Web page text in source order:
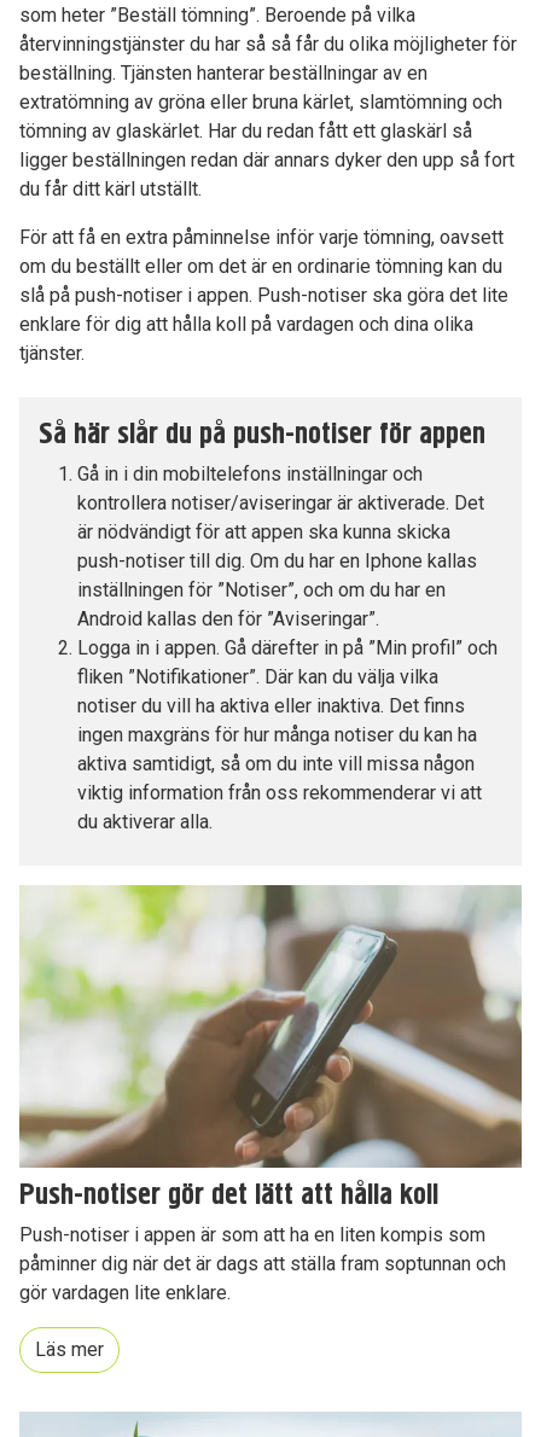
som heter ”Beställ tömning”. Beroende på vilka
återvinningstjänster du har så så får du olika möjligheter för
beställning. Tjänsten hanterar beställningar av en
extratömning av gröna eller bruna kärlet, slamtömning och
tömning av glaskärlet. Har du redan fått ett glaskärl så
ligger beställningen redan där annars dyker den upp så fort
du får ditt kärl utställt.
För att få en extra påminnelse inför varje tömning, oavsett
om du beställt eller om det är en ordinarie tömning kan du
slå på push-notiser i appen. Push-notiser ska göra det lite
enklare för dig att hålla koll på vardagen och dina olika
tjänster.
Så här slår du på push-notiser för appen
Gå in i din mobiltelefons inställningar och
kontrollera notiser/aviseringar är aktiverade. Det
är nödvändigt för att appen ska kunna skicka
push-notiser till dig. Om du har en Iphone kallas
inställningen för ”Notiser”, och om du har en
Android kallas den för ”Aviseringar”.
Logga in i appen. Gå därefter in på ”Min profil” och
fliken ”Notifikationer”. Där kan du välja vilka
notiser du vill ha aktiva eller inaktiva. Det finns
ingen maxgräns för hur många notiser du kan ha
aktiva samtidigt, så om du inte vill missa någon
viktig information från oss rekommenderar vi att
du aktiverar alla.
Push-notiser gör det lätt att hålla koll
Push-notiser i appen är som att ha en liten kompis som
påminner dig när det är dags att ställa fram soptunnan och
gör vardagen lite enklare.
Läs mer